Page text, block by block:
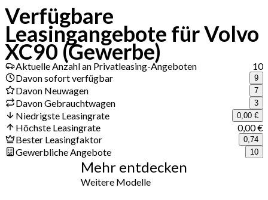
Verfügbare
Leasingangebote für Volvo
XC90 (Gewerbe)
Aktuelle Anzahl an Privatleasing-Angeboten
10
Davon sofort verfügbar
9
Davon Neuwagen 7
Davon Gebrauchtwagen 3
Niedrigste Leasingrate 0,00 €
Höchste Leasingrate
0,00 €
Bester Leasingfaktor
0,74
Gewerbliche Angebote 10
Mehr entdecken
Weitere Modelle